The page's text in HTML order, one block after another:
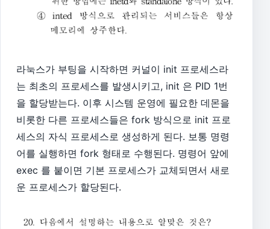
라눅스가 부팅을 시작하면 커널이 init 프로세스라
는 최초의 프로세스를 발생시키고, init 은 PID 1번
을 할당받는다. 이후 시스템 운영에 필요한 데몬을
비롯한 다른 프로세스들은 fork 방식으로 init 프로
세스의 자식 프로세스로 생성하게 된다. 보통 명령
어를 실행하면 fork 형태로 수행된다. 명령어 앞에
exec 를 붙이면 기본 프로세스가 교체되면서 새로
운 프로세스가 할당된다.